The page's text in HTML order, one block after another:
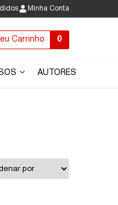
Minha Conta
Carrinho 0
AUTORES